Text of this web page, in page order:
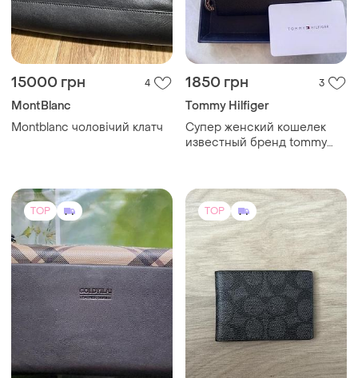
15000 грн 4
MontBlanc
Montblanc чоловічий клатч
1850 грн 3
Tommy Hilfiger
Супер женский кошелек
известный бренд tommy
TOP TOP